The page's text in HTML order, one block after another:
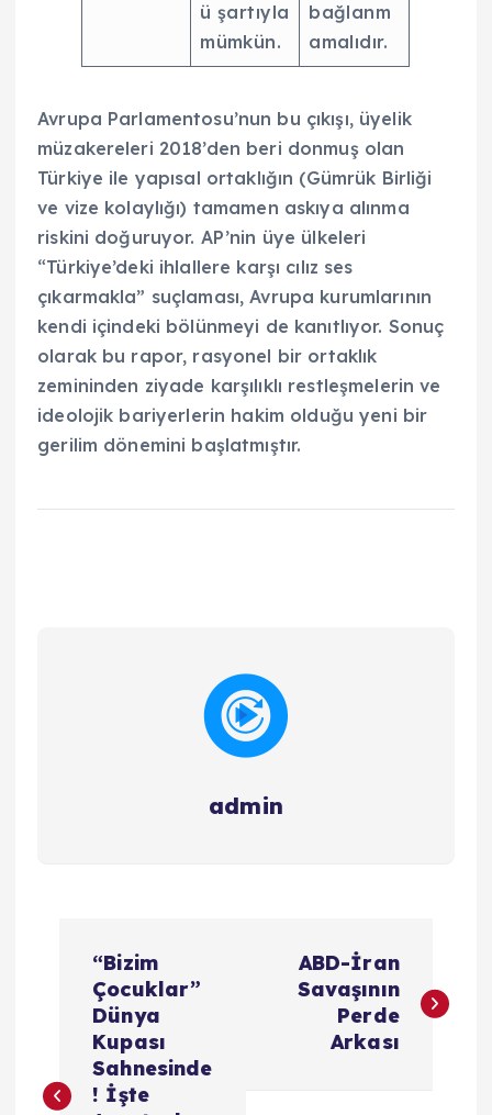
ü şartıyla
mümkün.
bağlanm
amalıdır.
Avrupa Parlamentosu’nun bu çıkışı, üyelik
müzakereleri 2018’den beri donmuş olan
Türkiye ile yapısal ortaklığın (Gümrük Birliği
ve vize kolaylığı) tamamen askıya alınma
riskini doğuruyor. AP’nin üye ülkeleri
“Türkiye’deki ihlallere karşı cılız ses
çıkarmakla” suçlaması, Avrupa kurumlarının
kendi içindeki bölünmeyi de kanıtlıyor. Sonuç
olarak bu rapor, rasyonel bir ortaklık
zemininden ziyade karşılıklı restleşmelerin ve
ideolojik bariyerlerin hakim olduğu yeni bir
gerilim dönemini başlatmıştır.
admin
“Bizim
Çocuklar”
Dünya
Kupası
Sahnesinde
! İşte
ABD-İran
Savaşının
Perde
Arkası